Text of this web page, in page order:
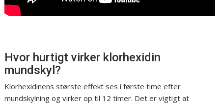
Hvor hurtigt virker klorhexidin
mundskyl?
Klorhexidinens største effekt ses i første time efter
mundskylning og virker op til 12 timer. Det er vigtigt at